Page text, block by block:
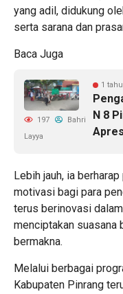
yang adil, didukung
serta sarana dan
Baca Juga
1
N 8
197
Bahri
Layya
Lebih jauh, ia
motivasi bagi para
terus berinovasi
menciptakan suasana
bermakna.
Melalui berbagai
Kabupaten Pinrang